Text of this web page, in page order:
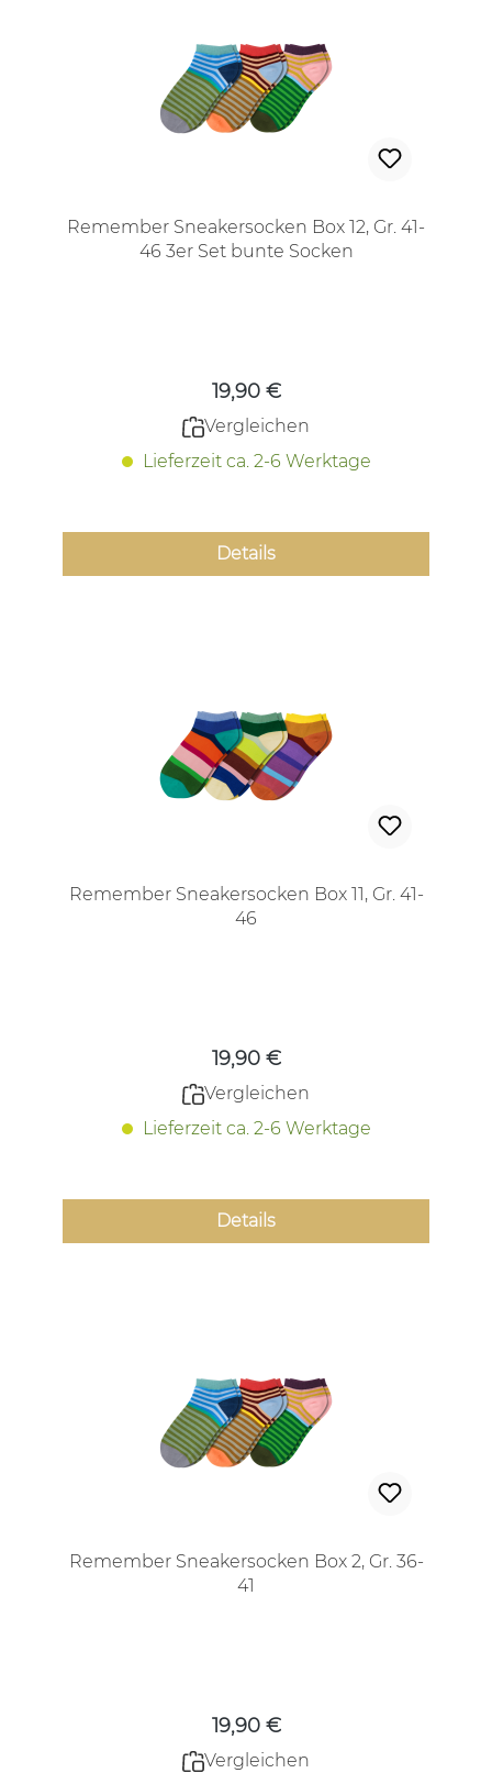
Remember Sneakersocken Box 12, Gr. 41-
46 3er Set bunte Socken
19,90 €
Vergleichen
Lieferzeit ca. 2-6 Werktage
Details
Remember Sneakersocken Box 11, Gr. 41-
46
19,90 €
Vergleichen
Lieferzeit ca. 2-6 Werktage
Details
Remember Sneakersocken Box 2, Gr. 36-
41
19,90 €
Vergleichen